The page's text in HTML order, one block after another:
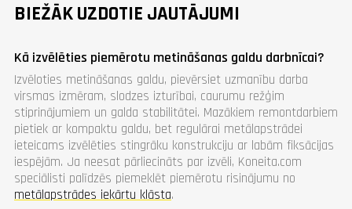
BIEŽĀK UZDOTIE JAUTĀJUMI
Kā izvēlēties piemērotu metināšanas galdu darbnīcai?
Izvēloties metināšanas galdu, pievērsiet uzmanību darba
virsmas izmēram, slodzes izturībai, caurumu režģim
stiprinājumiem un galda stabilitātei. Mazākiem remontdarbiem
pietiek ar kompaktu galdu, bet regulārai metālapstrādei
ieteicams izvēlēties stingrāku konstrukciju ar labām fiksācijas
iespējām. Ja neesat pārliecināts par izvēli, Koneita.com
speciālisti palīdzēs piemeklēt piemērotu risinājumu no
metālapstrādes iekārtu klāsta.